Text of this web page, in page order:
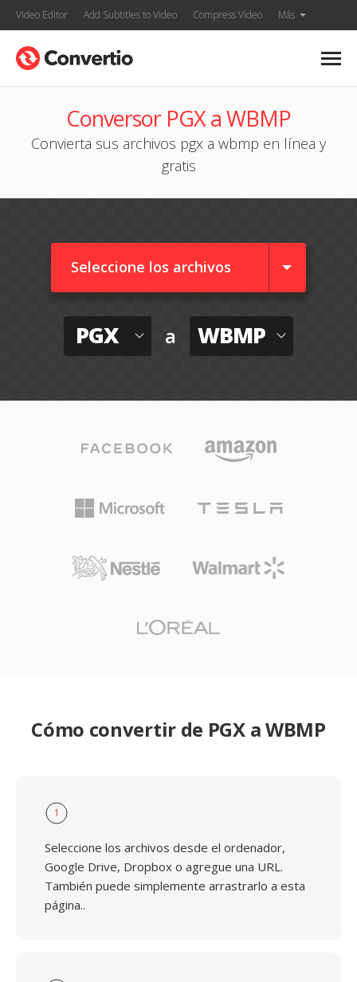
Video Editor Add Subtitles to Video Compress Video Más
Conversor PGX a WBMP
Convierta sus archivos pgx a wbmp en línea y
gratis
Seleccione los archivos
PGX a WBMP
Cómo convertir de PGX a WBMP
1
Seleccione los archivos desde el ordenador,
Google Drive, Dropbox o agregue una URL.
También puede simplemente arrastrarlo a esta
página..